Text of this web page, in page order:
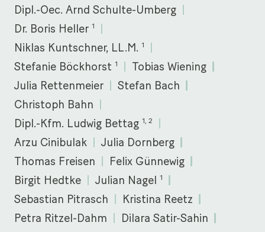
Dipl.-Oec. Arnd Schulte-Umberg
Dr. Boris Heller 1
Niklas Kuntschner, LL.M. 1
Stefanie Böckhorst 1
Tobias Wiening
Julia Rettenmeier
Stefan Bach
Christoph Bahn
Dipl.-Kfm. Ludwig Bettag 1, 2
Arzu Cinibulak
Julia Dornberg
Thomas Freisen
Felix Günnewig
Birgit Hedtke
Julian Nagel 1
Sebastian Pitrasch
Kristina Reetz
Petra Ritzel-Dahm
Dilara Satir-Sahin